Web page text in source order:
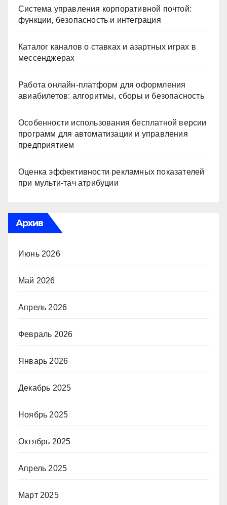
Система управления корпоративной почтой:
функции, безопасность и интеграция
Каталог каналов о ставках и азартных играх в
мессенджерах
Работа онлайн‑платформ для оформления
авиабилетов: алгоритмы, сборы и безопасность
Особенности использования бесплатной версии
программ для автоматизации и управления
предприятием
Оценка эффективности рекламных показателей
при мульти-тач атрибуции
Архив
Июнь 2026
Май 2026
Апрель 2026
Февраль 2026
Январь 2026
Декабрь 2025
Ноябрь 2025
Октябрь 2025
Апрель 2025
Март 2025